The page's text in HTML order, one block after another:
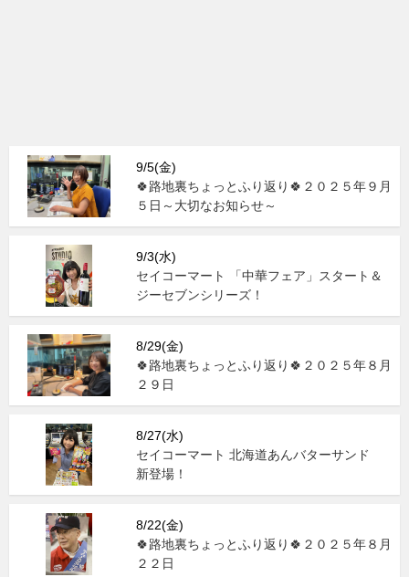
9/5(金)
🍀路地裏ちょっとふり返り🍀２０２５年９月
５日～大切なお知らせ～
9/3(水)
セイコーマート 「中華フェア」スタート＆
ジーセブンシリーズ！
8/29(金)
🍀路地裏ちょっとふり返り🍀２０２５年８月
２９日
8/27(水)
セイコーマート 北海道あんバターサンド
新登場！
8/22(金)
🍀路地裏ちょっとふり返り🍀２０２５年８月
２２日